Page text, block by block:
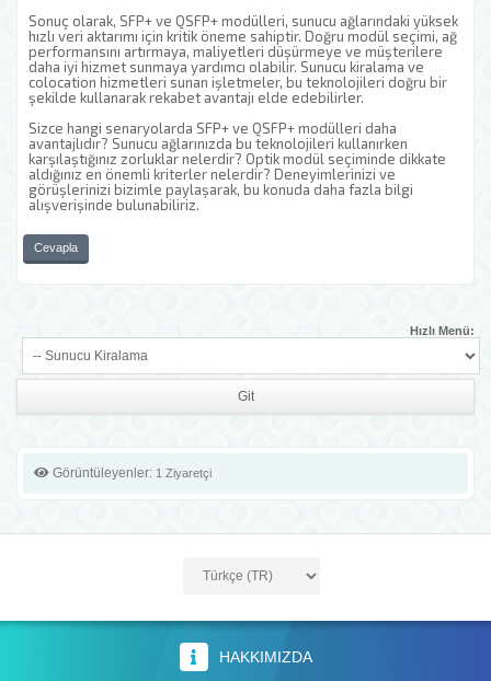
Sonuç olarak, SFP+ ve QSFP+ modülleri, sunucu ağlarındaki yüksek
hızlı veri aktarımı için kritik öneme sahiptir. Doğru modül seçimi, ağ
performansını artırmaya, maliyetleri düşürmeye ve müşterilere
daha iyi hizmet sunmaya yardımcı olabilir. Sunucu kiralama ve
colocation hizmetleri sunan işletmeler, bu teknolojileri doğru bir
şekilde kullanarak rekabet avantajı elde edebilirler.
Sizce hangi senaryolarda SFP+ ve QSFP+ modülleri daha
avantajlıdır? Sunucu ağlarınızda bu teknolojileri kullanırken
karşılaştığınız zorluklar nelerdir? Optik modül seçiminde dikkate
aldığınız en önemli kriterler nelerdir? Deneyimlerinizi ve
görüşlerinizi bizimle paylaşarak, bu konuda daha fazla bilgi
alışverişinde bulunabiliriz.
Cevapla
Hızlı Menü:
Görüntüleyenler: 1 Ziyaretçi
HAKKIMIZDA